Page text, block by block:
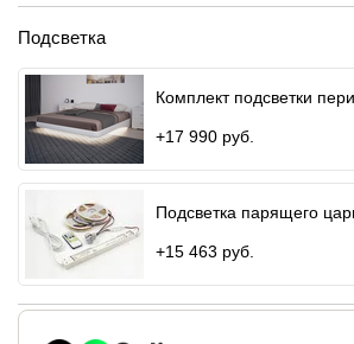
Подсветка
Комплект подсветки
+17 990 руб.
Подсветка парящего
+15 463 руб.